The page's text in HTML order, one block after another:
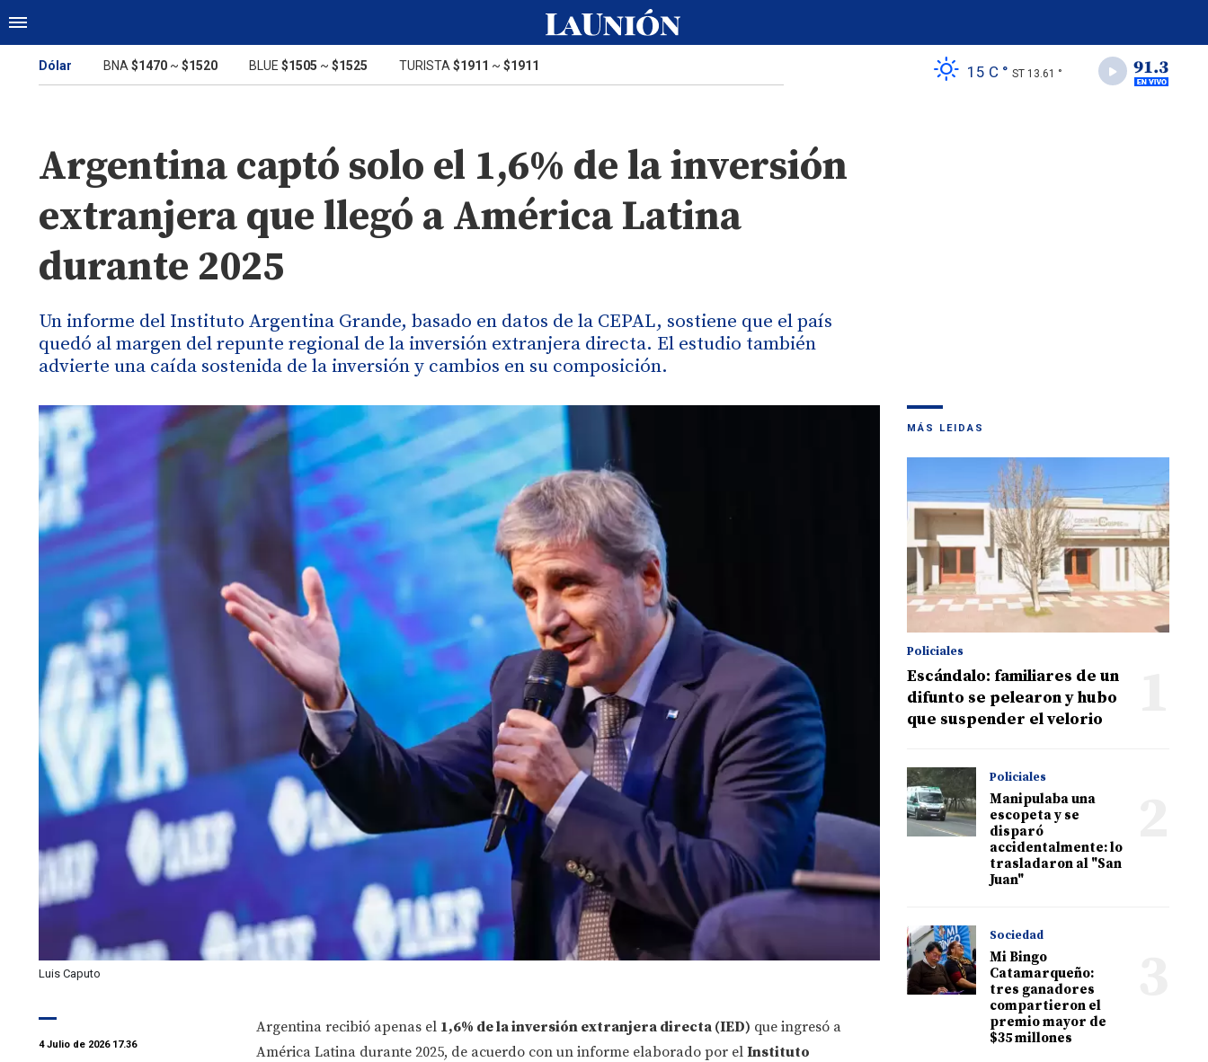
Dólar BNA $1470 ~ $1520 BLUE $1505 ~ $1525 TURISTA $1911 ~ $1911 15 C ° ST 13.61 °
Argentina captó solo el 1,6% de la inversión
extranjera que llegó a América Latina
durante 2025
Un informe del Instituto Argentina Grande, basado en datos de la CEPAL, sostiene que el país
quedó al margen del repunte regional de la inversión extranjera directa. El estudio también
advierte una caída sostenida de la inversión y cambios en su composición.
Luis Caputo
4 Julio de 2026 17.36
Argentina recibió apenas el 1,6% de la inversión extranjera directa (IED) que ingresó a
América Latina durante 2025, de acuerdo con un informe elaborado por el Instituto
MÁS LEIDAS
Policiales
Escándalo: familiares de un
difunto se pelearon y hubo
que suspender el velorio
Policiales
Manipulaba una
escopeta y se
disparó
accidentalmente: lo
trasladaron al "San
Juan"
Sociedad
Mi Bingo
Catamarqueño:
tres ganadores
compartieron el
premio mayor de
$35 millones